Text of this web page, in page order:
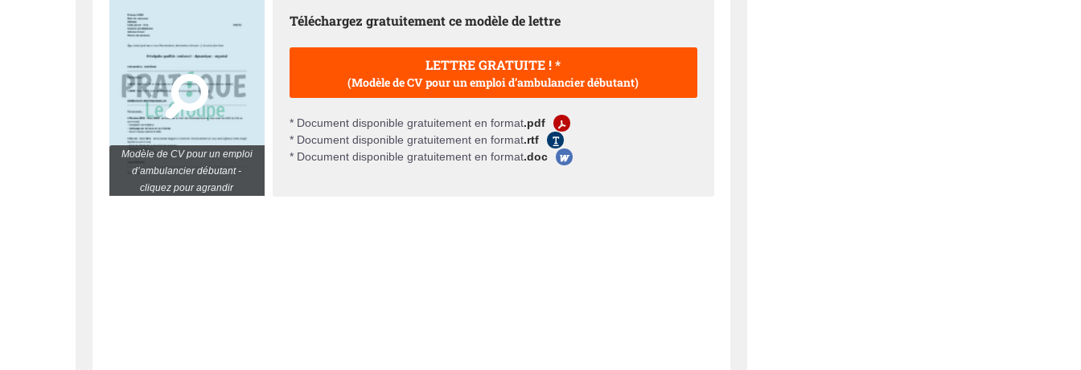
Modèle de CV pour un emploi
d’ambulancier débutant -
cliquez pour agrandir
Téléchargez gratuitement ce modèle de lettre
LETTRE GRATUITE ! *
(Modèle de CV pour un emploi d’ambulancier débutant)
* Document disponible gratuitement en format.pdf
* Document disponible gratuitement en format.rtf
* Document disponible gratuitement en format.doc